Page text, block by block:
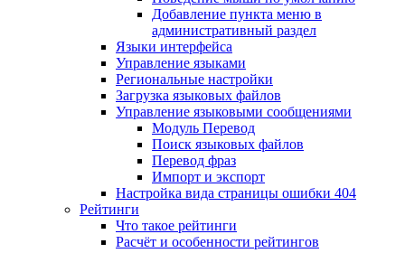
Добавление пункта меню в
административный раздел
Языки интерфейса
Управление языками
Региональные настройки
Загрузка языковых файлов
Управление языковыми сообщениями
Mодуль Перевод
Поиск языковых файлов
Перевод фраз
Импорт и экспорт
Настройка вида страницы ошибки 404
Рейтинги
Что такое рейтинги
Расчёт и особенности рейтингов